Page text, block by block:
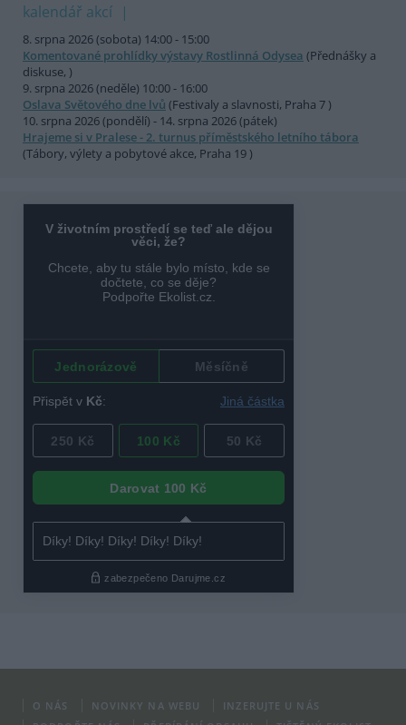
kalendář akcí
8. srpna 2026 (sobota) 14:00 - 15:00
Komentované prohlídky výstavy Rostlinná Odysea (Přednášky a
diskuse, )
9. srpna 2026 (neděle) 10:00 - 16:00
Oslava Světového dne lvů (Festivaly a slavnosti, Praha 7 )
10. srpna 2026 (pondělí) - 14. srpna 2026 (pátek)
Hrajeme si v Pralese - 2. turnus příměstského letního tábora
(Tábory, výlety a pobytové akce, Praha 19 )
O NÁS NOVINKY NA WEBU
INZERUJTE U NÁS